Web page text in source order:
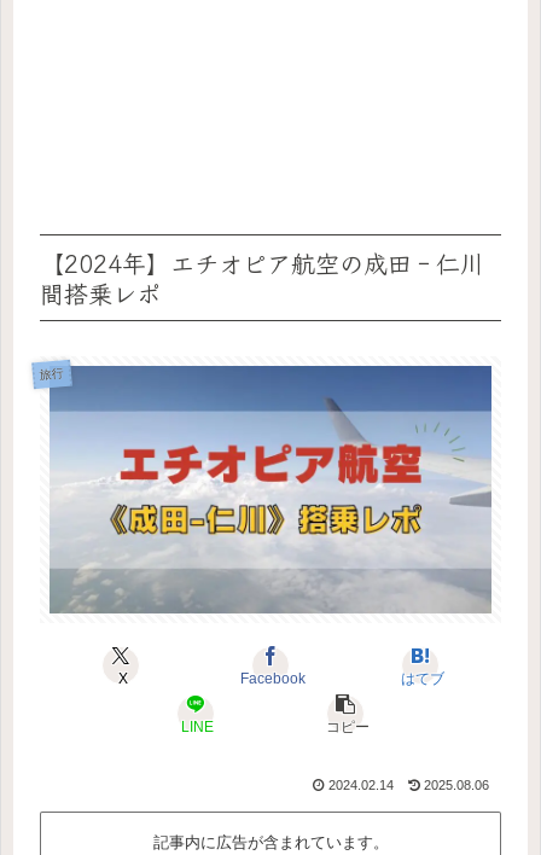
【2024年】エチオピア航空の成田‐仁川
間搭乗レポ
旅行
X Facebook はてブ
LINE コピー
2024.02.14 2025.08.06
記事内に広告が含まれています。